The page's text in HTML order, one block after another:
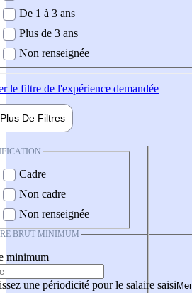
De 1 à 3 ans
Plus de 3 ans
Non renseignée
le filtre de l'expérience demandée
Plus De Filtres
Cadre
Non cadre
Non renseignée
BRUT MINIMUM
minimum
une périodicité pour le salaire saisi